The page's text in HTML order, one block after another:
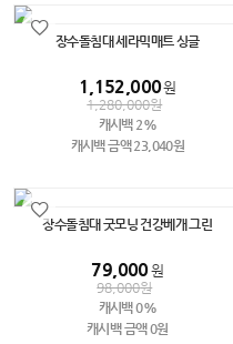
장수돌침대 세라믹매트 싱글
1,152,000원
1,280,000원
캐시백 2%
캐시백 금액 23,040원
장수돌침대 굿모닝 건강베개 그린
79,000원
98,000원
캐시백 0%
캐시백 금액 0원